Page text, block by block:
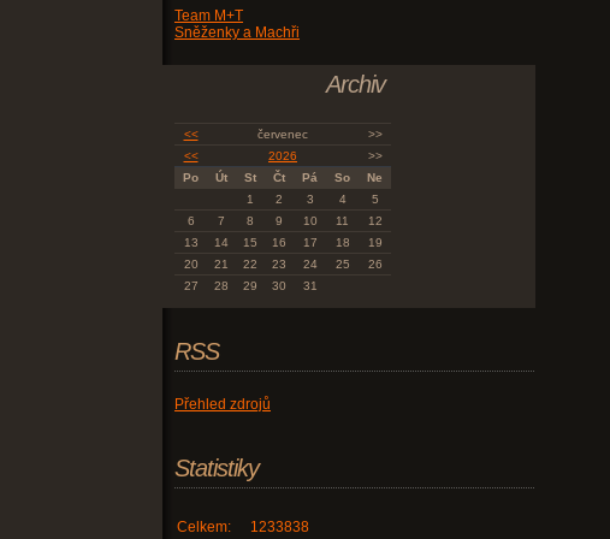
Team M+T
Sněženky a Machři
Archiv
<< červenec
>>
<<
2026
>>
Po
Út St Čt Pá So
Ne
1
2 3 4
5
6
7 8 9 10 11
12
13
14 15 16 17 18
19
20
21 22 23 24 25
26
27
28 29 30 31
RSS
Přehled zdrojů
Statistiky
Celkem: 1233838